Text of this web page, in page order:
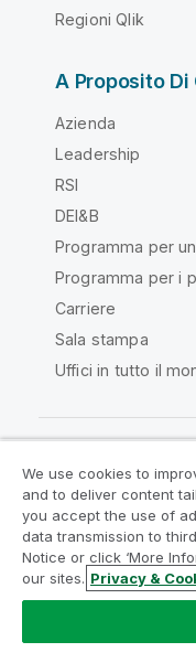
Regioni Qlik
A Proposito Di
Azienda
Leadership
RSI
DEI&B
Programma per
Programma per i
Carriere
Sala stampa
Uffici in tutto il
Contratti
Legal Policies
Termini di utilizzo
Copyright © 1993-
We use cookies to
and to deliver content
you accept the use of
data transmission to
Notice or click ‘More
our sites. Privacy &